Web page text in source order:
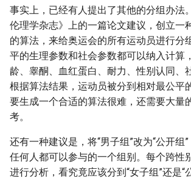
事实上，已经有人提出了其他的分组办法
伦理学杂志》上的一篇论文建议，创立一
的算法，来给奥运会的所有运动员进行分
平的生理参数和社会参数都可以纳入计算
龄、睾酮、血红蛋白、耐力、性别认同、
根据算法结果，运动员被分到相对最公平
要生成一个合适的算法很难，还需要大量
考。
还有一种建议是，将“男子组”改为“公开组
任何人都可以参与的一个组别。每个跨性
进行分析，看究竟应该分到“女子组”还是“